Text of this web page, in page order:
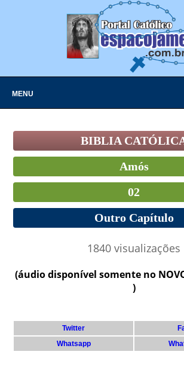
MENU
BIBLIA
Amós
02
Outro Capítulo
1840 visualizações
(áudio disponível somente no
)
Twitter
Whatsapp